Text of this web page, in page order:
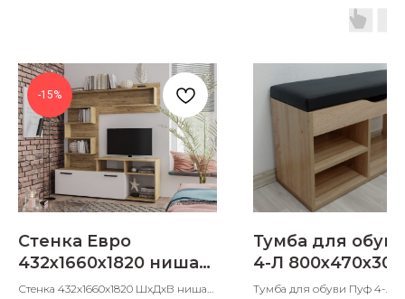
-15%
Стенка Евро
432х1660х1820 ниша
под ТВ
Стенка 432х1660х1820 ШхДхВ ниша
Тумба для
4-Л 800х470х300
Тумба для обуви Пуф 4-Л